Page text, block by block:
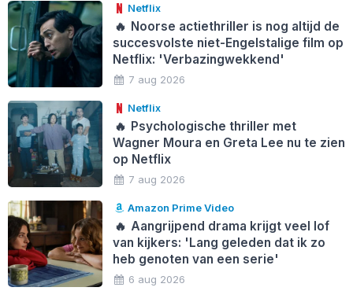
Netflix
🔥 Noorse actiethriller is nog altijd de
succesvolste niet-Engelstalige film op
Netflix: 'Verbazingwekkend'
7 aug 2026
Netflix
🔥 Psychologische thriller met
Wagner Moura en Greta Lee nu te zien
op Netflix
7 aug 2026
Amazon Prime Video
🔥 Aangrijpend drama krijgt veel lof
van kijkers: 'Lang geleden dat ik zo
heb genoten van een serie'
6 aug 2026